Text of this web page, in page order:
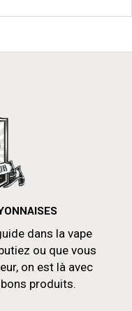
dans la vape
ou que vous
on est là avec
produits.